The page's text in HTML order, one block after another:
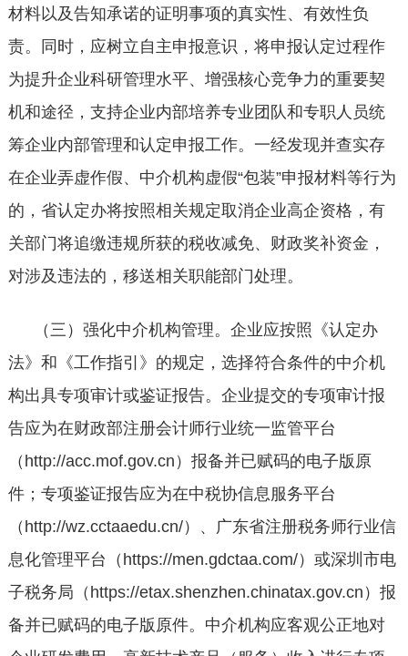
材料以及告知承诺的证明事项的真实性、有效性负
责。同时，应树立自主申报意识，将申报认定过程作
为提升企业科研管理水平、增强核心竞争力的重要契
机和途径，支持企业内部培养专业团队和专职人员统
筹企业内部管理和认定申报工作。一经发现并查实存
在企业弄虚作假、中介机构虚假“包装”申报材料等行为
的，省认定办将按照相关规定取消企业高企资格，有
关部门将追缴违规所获的税收减免、财政奖补资金，
对涉及违法的，移送相关职能部门处理。
（三）强化中介机构管理。企业应按照《认定办
法》和《工作指引》的规定，选择符合条件的中介机
构出具专项审计或鉴证报告。企业提交的专项审计报
告应为在财政部注册会计师行业统一监管平台
（ http://acc.mof.gov.cn）报备并已赋码的电子版原
件；专项鉴证报告应为在中税协信息服务平台
（http://wz.cctaaedu.cn/）、广东省注册税务师行业信
息化管理平台（https://men.gdctaa.com/）或深圳市电
子税务局（https://etax.shenzhen.chinatax.gov.cn）报
备并已赋码的电子版原件。中介机构应客观公正地对